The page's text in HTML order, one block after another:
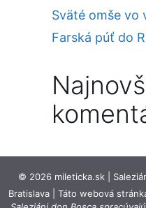
Sväté omše vo
Farská púť do
© 2026 mileticka.sk |
Bratislava | Táto webová